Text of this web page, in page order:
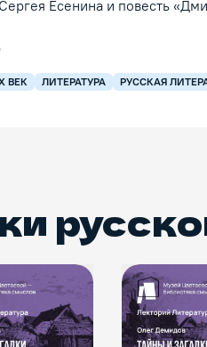
Есенина и повесть
ВЕК ЛИТЕРАТУРА РУССКАЯ